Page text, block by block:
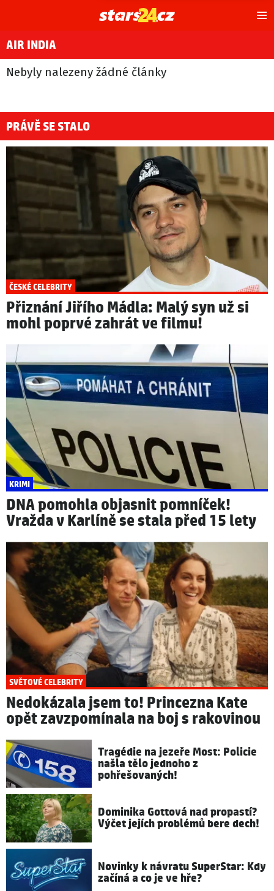
AIR INDIA
Nebyly nalezeny žádné články
PRÁVĚ SE STALO
ČESKÉ CELEBRITY
Přiznání Jiřího Mádla: Malý syn už si
mohl poprvé zahrát ve filmu!
KRIMI
DNA pomohla objasnit pomníček!
Vražda v Karlíně se stala před 15 lety
SVĚTOVÉ CELEBRITY
Nedokázala jsem to! Princezna Kate
opět zavzpomínala na boj s rakovinou
Tragédie na jezeře Most: Policie
našla tělo jednoho z
pohřešovaných!
Dominika Gottová nad propastí?
Výčet jejích problémů bere dech!
Novinky k návratu SuperStar: Kdy
začíná a co je ve hře?